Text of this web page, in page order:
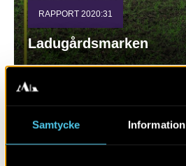
Samtycke Information
RAPPORT 2020:31
Ladugårdsmarken